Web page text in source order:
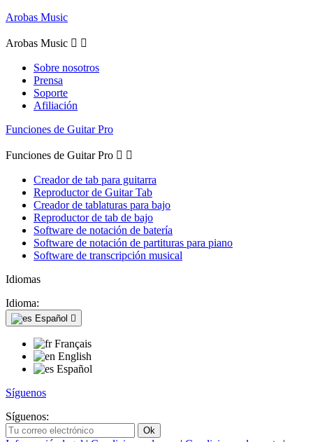
Arobas Music
Arobas Music  
Sobre nosotros
Prensa
Soporte
Afiliación
Funciones de Guitar Pro
Funciones de Guitar Pro  
Creador de tab para guitarra
Reproductor de Guitar Tab
Creador de tablaturas para bajo
Reproductor de tab de bajo
Software de notación de batería
Software de notación de partituras para piano
Software de transcripción musical
Idiomas
Idioma:
Español 
Français
English
Español
Síguenos
Síguenos: